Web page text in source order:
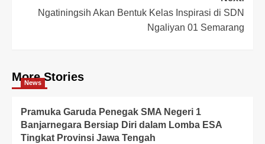
Ngatiningsih Akan Bentuk Kelas Inspirasi di SDN
Ngaliyan 01 Semarang
More Stories
News
Pramuka Garuda Penegak SMA Negeri 1
Banjarnegara Bersiap Diri dalam Lomba ESA
Tingkat Provinsi Jawa Tengah